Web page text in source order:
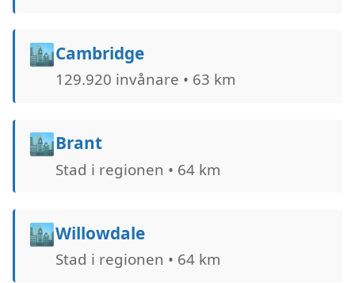
🏙️Cambridge
129.920 invånare • 63 km
🏙️Brant
Stad i regionen • 64 km
🏙️Willowdale
Stad i regionen • 64 km